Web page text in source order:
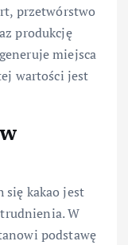
przetwórstwo
produkcję
miejsca
wartości jest
się kakao jest
W
podstawę